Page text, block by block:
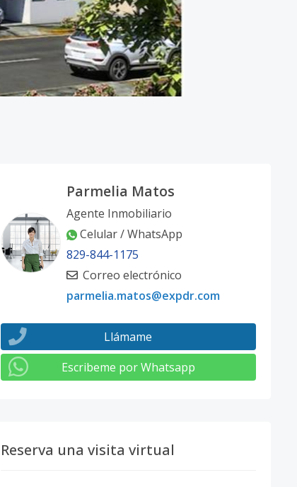
Parmelia Matos
Agente Inmobiliario
Celular / WhatsApp
829-844-1175
Correo electrónico
parmelia.matos@expdr.com
Llámame
Escribeme por Whatsapp
Reserva una visita virtual